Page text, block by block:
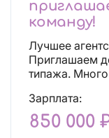
команду!
Лучшее
Приглашаем
Зарплата:
850 000